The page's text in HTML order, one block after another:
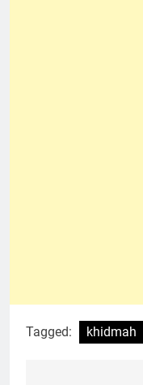
Tagged: khidmah